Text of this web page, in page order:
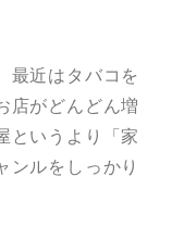
最近はタバコを
店がどんどん増
というより「家
ンルをしっかり